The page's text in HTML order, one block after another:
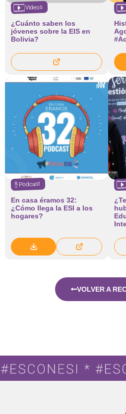
Videos
¿Cuánto saben los
jóvenes sobre la EIS en
Bolivia?
Podcast
En casa éramos 32:
¿Cómo llega la ESI a los
hogares?
VOLVER A